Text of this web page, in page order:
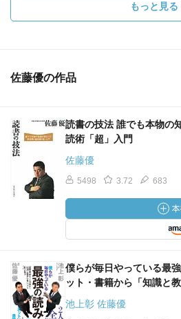
（第１次世界）大戦前夜、これか
著者初の世界史入門
ウクライナ危機、イスラム国、
界はどこに向かうのか。戦争の時
「資本主義」「ナショナリズム」
ら、現在の世界を読み解くうえ
選、明快に解説! 激動の2015年を見
もっと見る
佐藤優の作品
読書の技法 誰でも本物の
読術「超」入門
佐藤優
5498 3.72 683
僕らが毎日やっている最
ット・書籍から「知識と
池上彰 佐藤優